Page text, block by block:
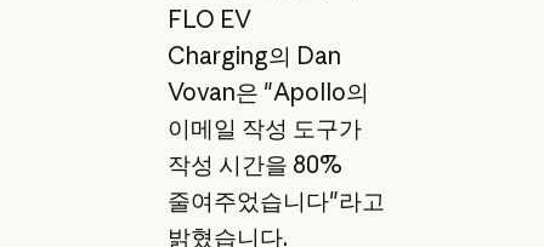
FLO EV
Charging의 Dan
Vovan은 "Apollo의
이메일 작성 도구가
작성 시간을 80%
줄여주었습니다"라고
밝혔습니다.